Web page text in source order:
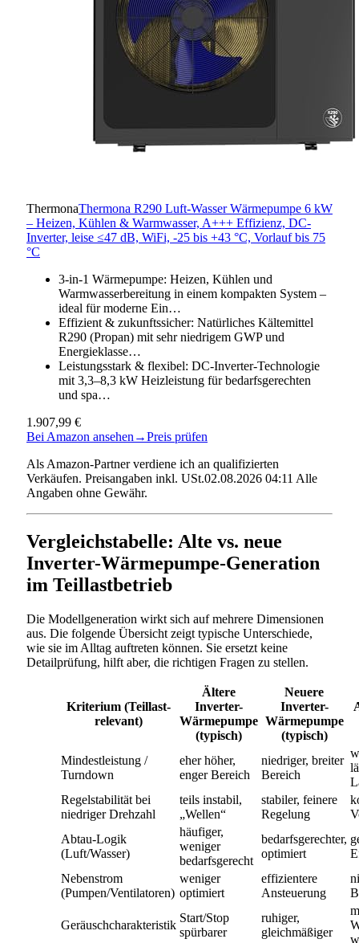
ThermonaThermona R290 Luft-Wasser Wärmepumpe 6 kW
– Heizen, Kühlen & Warmwasser, A+++ Effizienz, DC-
Inverter, leise ≤47 dB, WiFi, -25 bis +43 °C, Vorlauf bis 75
°C
3-in-1 Wärmepumpe: Heizen, Kühlen und
Warmwasserbereitung in einem kompakten System –
ideal für moderne Ein…
Effizient & zukunftssicher: Natürliches Kältemittel
R290 (Propan) mit sehr niedrigem GWP und
Energieklasse…
Leistungsstark & flexibel: DC-Inverter-Technologie
mit 3,3–8,3 kW Heizleistung für bedarfsgerechten
und spa…
1.907,99 €
Bei Amazon ansehen →Preis prüfen
Als Amazon-Partner verdiene ich an qualifizierten
Verkäufen. Preisangaben inkl. USt.02.08.2026 04:11 Alle
Angaben ohne Gewähr.
Vergleichstabelle: Alte vs. neue
Inverter-Wärmepumpe-Generation
im Teillastbetrieb
Die Modellgeneration wirkt sich auf mehrere Dimensionen
aus. Die folgende Übersicht zeigt typische Unterschiede,
wie sie im Alltag auftreten können. Sie ersetzt keine
Detailprüfung, hilft aber, die richtigen Fragen zu stellen.
Kriterium (Teillast-
relevant)
Ältere
Inverter-
Wärmepumpe
(typisch)
Neuere
Inverter-
Wärmepumpe
(typisch)
Mindestleistung /
Turndown
eher höher,
enger Bereich
niedriger, breiter
Bereich
Regelstabilität bei
niedriger Drehzahl
teils instabil,
„Wellen“
stabiler, feinere
Regelung
Abtau-Logik
(Luft/Wasser)
häufiger,
weniger
bedarfsgerecht
bedarfsgerechter,
optimiert
Nebenstrom
(Pumpen/Ventilatoren)
weniger
optimiert
effizientere
Ansteuerung
Geräuschcharakteristik
Start/Stop
spürbarer
ruhiger,
gleichmäßiger